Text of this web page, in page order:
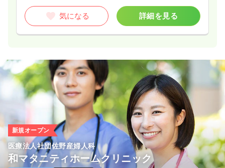
気になる 詳細を見る
新規オープン
医療法人社団佐野産婦人科
和マタニティホームクリニック